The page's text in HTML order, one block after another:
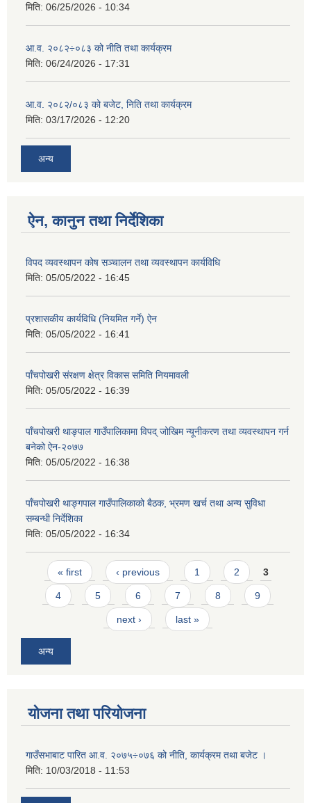
मिति: 06/25/2026 - 10:34
आ.व. २०८२÷०८३ को नीति तथा कार्यक्रम
मिति: 06/24/2026 - 17:31
आ.व. २०८२/०८३ को बजेट, निति तथा कार्यक्रम
मिति: 03/17/2026 - 12:20
अन्य
ऐन, कानुन तथा निर्देशिका
विपद व्यवस्थापन कोष सञ्चालन तथा व्यवस्थापन कार्यविधि
मिति: 05/05/2022 - 16:45
प्रशासकीय कार्यविधि (नियमित गर्ने) ऐन
मिति: 05/05/2022 - 16:41
पाँचपोखरी संरक्षण क्षेत्र विकास समिति नियमावली
मिति: 05/05/2022 - 16:39
पाँचपोखरी थाङ्पाल गाउँपालिकामा विपद् जोखिम न्यूनीकरण तथा व्यवस्थापन गर्न
बनेको ऐन-२०७७
मिति: 05/05/2022 - 16:38
पाँचपोखरी थाङ्गपाल गाउँपालिकाको बैठक, भ्रमण खर्च तथा अन्य सुविधा
सम्बन्धी निर्देशिका
मिति: 05/05/2022 - 16:34
Pages
« first ‹ previous 1 2 3
4 5 6 7 8 9
next › last »
अन्य
योजना तथा परियोजना
गाउँसभाबाट पारित आ.व. २०७५÷०७६ को नीति, कार्यक्रम तथा बजेट ।
मिति: 10/03/2018 - 11:53